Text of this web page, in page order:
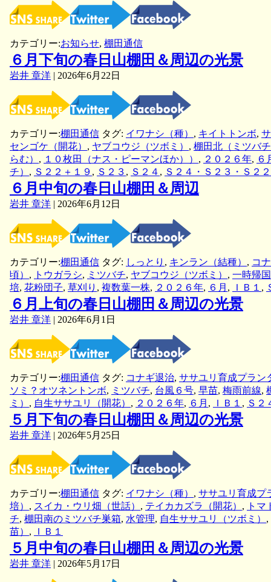
蜜
盗
確
認
追
加
（7
月
日、
月
2
日）
プ
の
き
物
探
を
開
し
ま
し
た！
公
ボ
ラ
ン
ア
動
（支
柱
の
抜
杭
カテゴリー:お知らせ, 棚田通信
６月下旬の春日山棚田＆周辺の光景
岩井 章洋 | 2026年6月22日
カテゴリー:棚田通信 タグ: イワナシ（種） , キイトトンボ,
センゴケ（開花） , ヤブコウジ（ツボミ） , 棚田北（ミツバ
らむ） , １０枚田（ナス・ピーマンほか）） , ２０２６年, ６
チ） , Ｓ２２＋１９ , Ｓ２３ , Ｓ２４ , Ｓ２４・Ｓ２３・Ｓ２
６月中旬の春日山棚田＆周辺
岩井 章洋 | 2026年6月12日
カテゴリー:棚田通信 タグ: しっとり , キンラン（結種） , コ
頃） , トウガラシ, ミツバチ, ヤブコウジ（ツボミ） , 一時帰国
培, 花粉団子, 草刈り , 複数葉一株, ２０２６年, ６月 , ＩＢ１ ,
６月上旬の春日山棚田＆周辺の光景
岩井 章洋 | 2026年6月1日
カテゴリー:棚田通信 タグ: コナギ退治, ササユリ育成プラン
ソミ？オツネントンボ, ミツバチ, 台風６号, 早苗, 梅雨前線,
ミ） , 自生ササユリ（開花） , ２０２６年, ６月 , ＩＢ１ , Ｓ２
５月下旬の春日山棚田＆周辺の光景
岩井 章洋 | 2026年5月25日
カテゴリー:棚田通信 タグ: イワナシ（種） , ササユリ育成プ
培） , スイカ・ウリ畑（世話） , テイカカズラ（開花） ,
トマ
チ, 棚田南のミツバチ巣箱, 水管理, 自生ササユリ（ツボミ） ,
苗） , ＩＢ１
５月中旬の春日山棚田＆周辺の光景
岩井 章洋 | 2026年5月17日